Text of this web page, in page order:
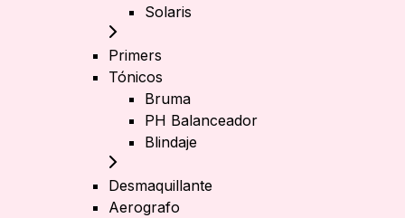
Solaris
Primers
Tónicos
Bruma
PH Balanceador
Blindaje
Desmaquillante
Aerografo